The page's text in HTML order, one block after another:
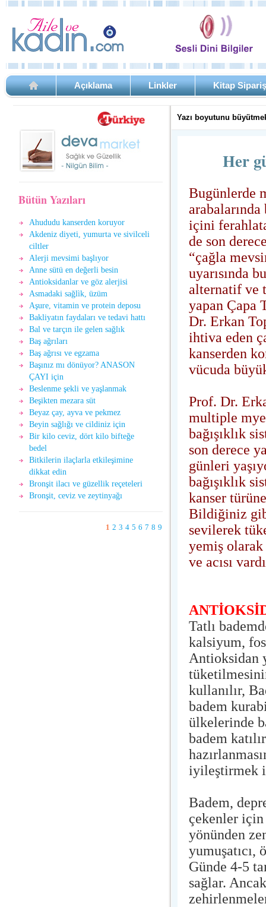
Açıklama Linkler Kitap
Bütün Yazıları
Ahududu kanserden koruyor
Akdeniz diyeti, yumurta ve sivilceli
ciltler
Alerji mevsimi başlıyor
Anne sütü en değerli besin
Antioksidanlar ve göz alerjisi
Asmadaki sağlìk, üzüm
Aşure, vitamin ve protein deposu
Bakliyatın faydaları ve tedavi hattı
Bal ve tarçın ile gelen sağlık
Baş ağrıları
Baş ağrısı ve egzama
Başınız mı dönüyor? ANASON
ÇAYI için
Beslenme şekli ve yaşlanmak
Beşikten mezara süt
Beyaz çay, ayva ve pekmez
Beyin sağlığı ve cildiniz için
Bir kilo ceviz, dört kilo bifteğe
bedel
Bitkilerin ilaçlarla etkileşimine
dikkat edin
Bronşit ilacı ve güzellik reçeteleri
Bronşit, ceviz ve zeytinyağı
1 2 3 4 5 6 7 8 9
Yazı boyutunu
Her
Bugünlerde
içini
de son
“çağla
uyarısında
alternatif ve
yapan Çapa
Dr. Erkan
ihtiva eden
kanserden
vücuda
Prof. Dr.
multiple
bağışıklık
son derece
günleri
bağışıklık
kanser
Bildiğiniz
sevilerek
yemiş
ve acısı
Tatlı
kalsiyum,
Antioksidan
kullanılır,
badem
ülkelerinde
badem
iyileştirmek
Badem,
çekenler
yönünden
yumuşatıcı,
Günde 4-5
sağlar.